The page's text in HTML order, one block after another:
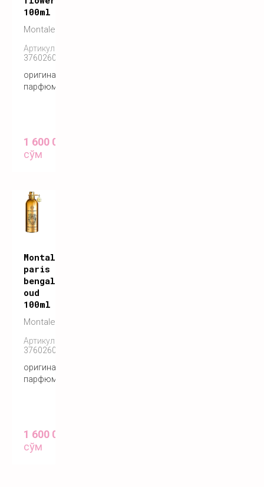
100ml
Montale
Артикул:
3760260455725
оригинальный
парфюм
1 600 000
сўм
Montale
paris
bengal
oud
100ml
Montale
Артикул:
3760260455725
оригинальный
парфюм
1 600 000
сўм